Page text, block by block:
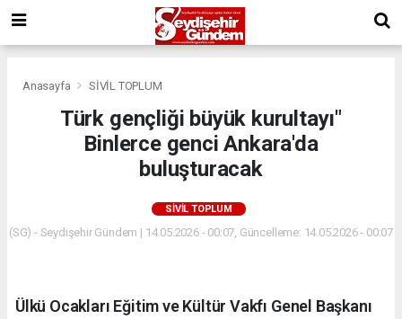
Anasayfa SİVİL TOPLUM
Türk gençliği büyük kurultayı"
Binlerce genci Ankara'da
buluşturacak
SİVİL TOPLUM
(SG) - Seydişehir Gündem | 14.05.2026 - 00:07, Güncelleme: 14.05.2026 - 00:07
Ülkü Ocakları Eğitim ve Kültür Vakfı Genel Başkanı